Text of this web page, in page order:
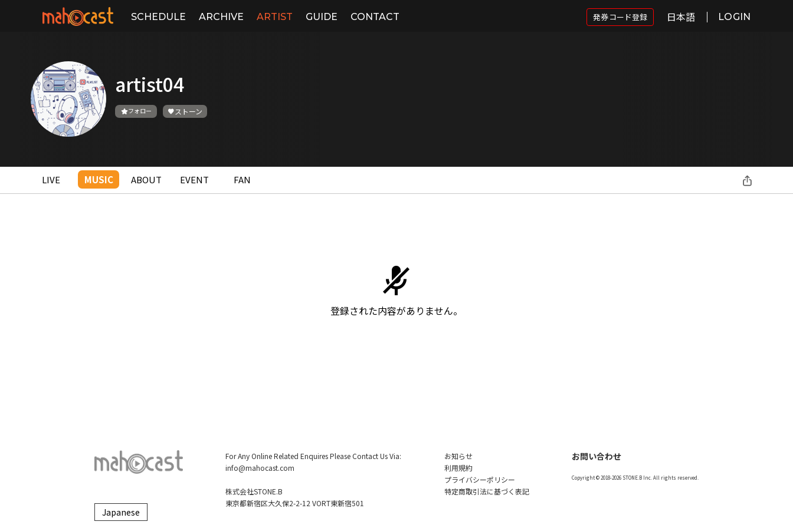
SCHEDULE ARCHIVE ARTIST GUIDE CONTACT 発券コード登録 日本語 LOGIN
artist04
フォロー ストーン
LIVE MUSIC ABOUT EVENT FAN
登録された内容がありません。
For Any Online Related Enquires Please Contact Us Via:
info@mahocast.com
株式会社STONE.B
東京都新宿区大久保2-2-12 VORT東新宿501
お知らせ
利用規約
プライバシーポリシー
特定商取引法に基づく表記
お問い合わせ
Copyright © 2018-2026 STONE.B Inc. All rights reserved.